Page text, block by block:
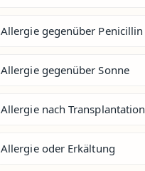
Allergie gegenüber Penicillin
Allergie gegenüber Sonne
Allergie nach Transplantation
Allergie oder Erkältung